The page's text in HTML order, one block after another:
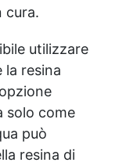
cura.
utilizzare
la resina
solo come
può
resina di